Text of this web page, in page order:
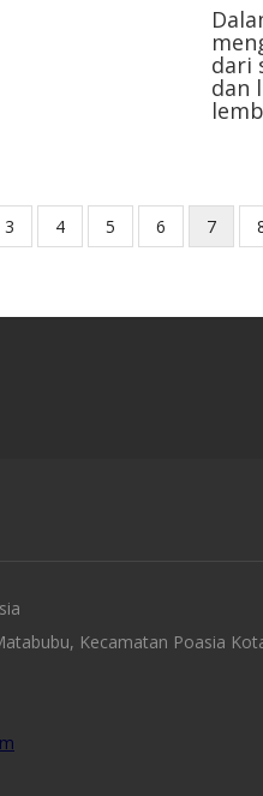
dari
dan
Page
3 Page
4 Page
5 Page
6
Current
page
7
Kecamatan Poasia